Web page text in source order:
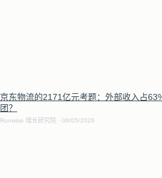
京东物流的2171亿元考题：外部收入占
团？
Runwise 增长研究院 08/05/2026